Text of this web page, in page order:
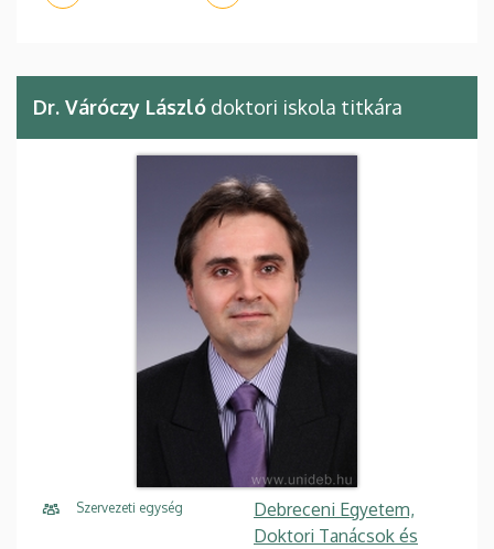
Dr. Váróczy László doktori iskola titkára
Szervezeti egység
Debreceni Egyetem,
Doktori Tanácsok és